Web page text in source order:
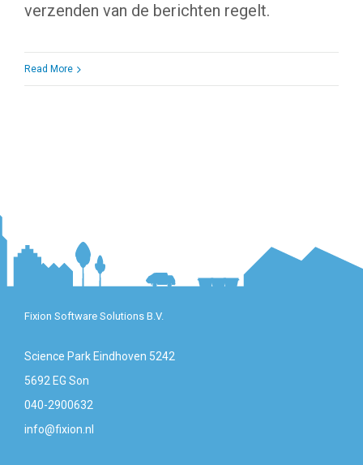
verzenden van de berichten regelt.
Read More
Fixion Software Solutions B.V.
Science Park Eindhoven 5242
5692 EG Son
040-2900632
info@fixion.nl